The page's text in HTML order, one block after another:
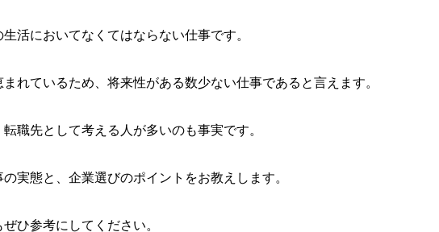
活においてなくてはならない仕事です。
れているため、将来性がある数少ない仕事であると言えます。
職先として考える人が多いのも事実です。
実態と、企業選びのポイントをお教えします。
ひ参考にしてください。